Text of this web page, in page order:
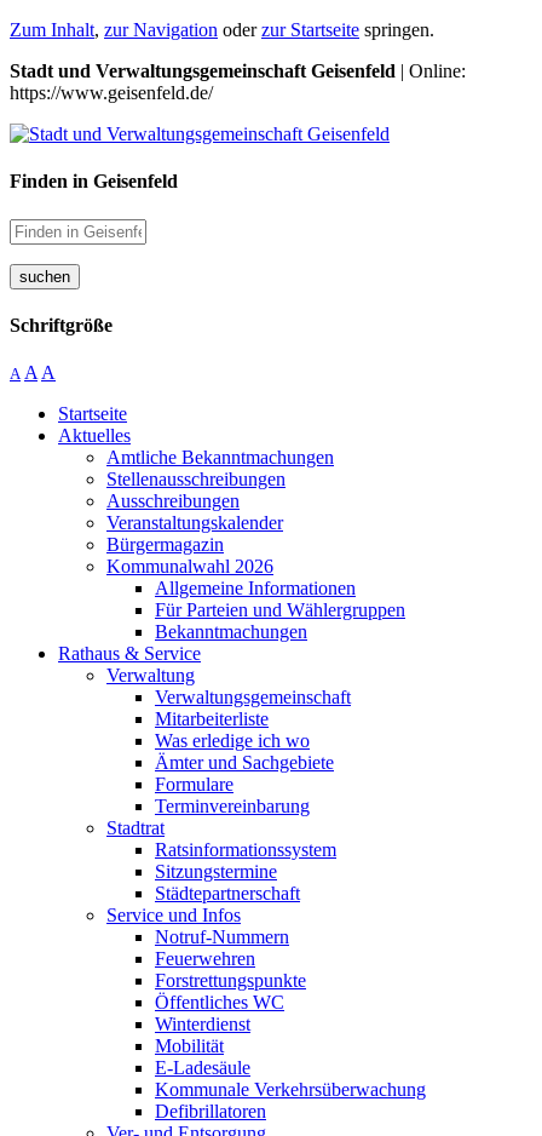
Zum Inhalt, zur Navigation oderzur Startseite springen.
Stadt und Verwaltungsgemeinschaft Geisenfeld | Online:
https://www.geisenfeld.de/
Finden in Geisenfeld
suchen
Schriftgröße
A A A
Startseite
Aktuelles
Amtliche Bekanntmachungen
Stellenausschreibungen
Ausschreibungen
Veranstaltungskalender
Bürgermagazin
Kommunalwahl 2026
Allgemeine Informationen
Für Parteien und Wählergruppen
Bekanntmachungen
Rathaus & Service
Verwaltung
Verwaltungsgemeinschaft
Mitarbeiterliste
Was erledige ich wo
Ämter und Sachgebiete
Formulare
Terminvereinbarung
Stadtrat
Ratsinformationssystem
Sitzungstermine
Städtepartnerschaft
Service und Infos
Notruf-Nummern
Feuerwehren
Forstrettungspunkte
Öffentliches WC
Winterdienst
Mobilität
E-Ladesäule
Kommunale Verkehrsüberwachung
Defibrillatoren